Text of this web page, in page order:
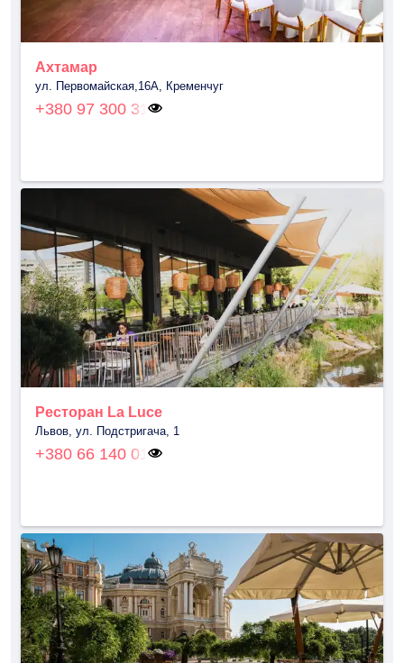
Ахтамар
ул. Первомайская,16А, Кременчуг
+380 97 300 31
Ресторан La Luce
Львов, ул. Подстригача, 1
+380 66 140 01